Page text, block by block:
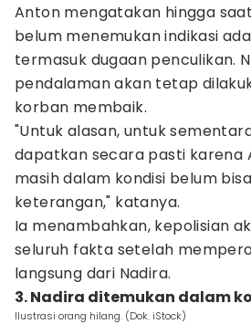
Anton mengatakan hingga
belum menemukan indikasi
termasuk dugaan penculikan.
pendalaman akan tetap
korban membaik.
"Untuk alasan, untuk
dapatkan secara pasti karena
masih dalam kondisi belum
keterangan," katanya.
Ia menambahkan, kepolisian
seluruh fakta setelah
langsung dari Nadira.
3. Nadira ditemukan dalam
Ilustrasi orang hilang. (Dok. iStock)